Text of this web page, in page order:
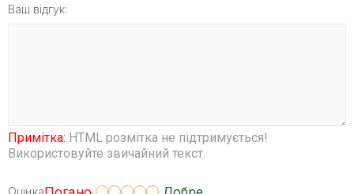
Ваш відгук:
Примітка: HTML розмітка не підтримується!
Використовуйте звичайний текст.
Оцінка